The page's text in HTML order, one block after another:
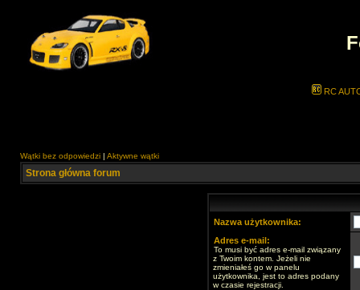
RC
Wątki bez odpowiedzi | Aktywne wątki
Strona główna forum
Nazwa użytkownika:
Adres e-mail:
To musi być adres e-mail związany
z Twoim kontem. Jeżeli nie
zmieniałeś go w panelu
użytkownika, jest to adres podany
w czasie rejestracji.